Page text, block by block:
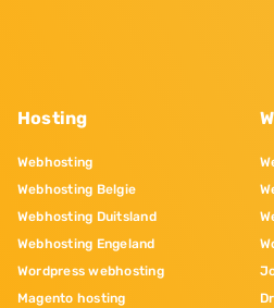
Hosting
Webhosting
Webhosting Belgie
Webhosting Duitsland
Webhosting Engeland
Wordpress webhosting
Magento hosting